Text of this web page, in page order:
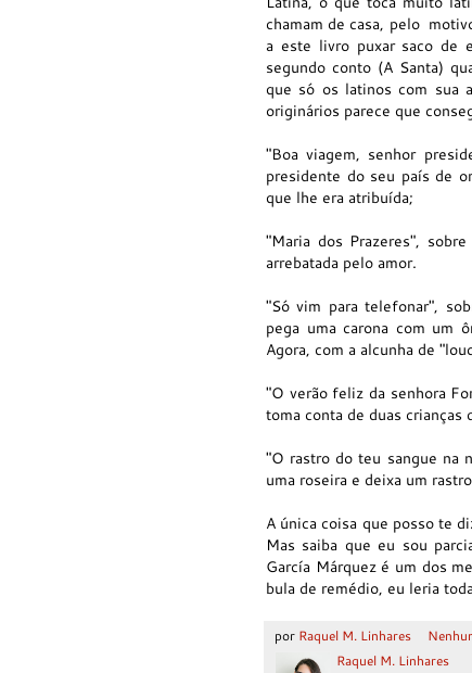
chamam de casa, pelo
a este livro puxar saco de
segundo conto (A Santa)
que só os latinos com sua
originários parece que
"Boa viagem, senhor
presidente do seu país de
que lhe era atribuída;
"Maria dos Prazeres",
arrebatada pelo amor.
"Só vim para telefonar",
pega uma carona com um
Agora, com a alcunha de
"O verão feliz da senhora
toma conta de duas crianças
"O rastro do teu sangue na
uma roseira e deixa um
A única coisa que posso te
Mas saiba que eu sou
García Márquez é um dos
bula de remédio, eu leria
por Raquel M. Linhares
Raquel M. Linhares